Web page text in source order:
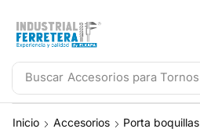
Buscar Accesorios para Tornos
Inicio Accesorios Porta boquillas